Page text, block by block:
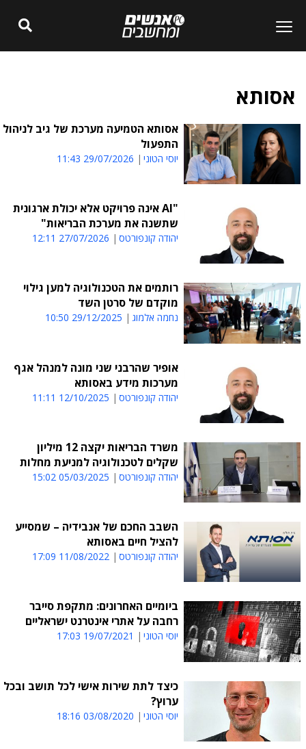
אסותא
אסותא הטמיעה מערכת של גיב לניהול
התפעול
יוסי הטוני 29/07/2026 11:43
"AI אינה פרויקט אלא יכולת ארגונית
שתשנה את מערכת הבריאות"
יהודה קונפורטס 27/07/2026 12:11
רותמים את הטכנולוגיה למען גילוי
מוקדם של סרטן השד
נחמה אלמוג 29/12/2025 10:50
אופיר שהרבני שני מונה למנהל אגף
מערכות מידע באסותא
יהודה קונפורטס 12/10/2025 11:11
משרד הבריאות יקצה 12 מיליון
שקלים לטכנולוגיה למניעת מחלות
יהודה קונפורטס 05/03/2025 15:02
השבב החכם של אנבידיה – שמסייע
להציל חיים באסותא
יהודה קונפורטס 11/08/2022 17:09
ביומיים האחרונים: מתקפת סייבר
רחבה על אתרי אינטרנט ישראליים
יוסי הטוני 19/07/2021 17:03
כיצד לתת שירות אישי לכל תושב ובכל
ערוץ?
יוסי הטוני 03/08/2020 18:16